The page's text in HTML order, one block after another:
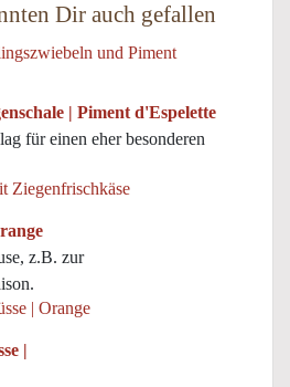
Dir auch gefallen
| Piment d'Espelette
für einen eher besonderen
z.B. zur
|